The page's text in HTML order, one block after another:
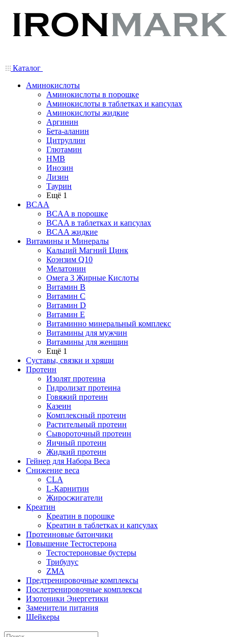
Каталог
Аминокислоты
Аминокислоты в порошке
Аминокислоты в таблетках и капсулах
Аминокислоты жидкие
Аргинин
Бета-аланин
Цитруллин
Глютамин
HMB
Инозин
Лизин
Таурин
Ещё 1
BCAA
BCAA в порошке
BCAA в таблетках и капсулах
BCAA жидкие
Витамины и Минералы
Кальций Магний Цинк
Коэнзим Q10
Мелатонин
Омега 3 Жирные Кислоты
Витамин B
Витамин C
Витамин D
Витамин E
Витаминно минеральный комплекс
Витамины для мужчин
Витамины для женщин
Ещё 1
Суставы, связки и хрящи
Протеин
Изолят протеина
Гидролизат протеина
Говяжий протеин
Казеин
Комплексный протеин
Растительный протеин
Сывороточный протеин
Яичный протеин
Жидкий протеин
Гейнер для Набора Веса
Снижение веса
CLA
L-Карнитин
Жиросжигатели
Креатин
Креатин в порошке
Креатин в таблетках и капсулах
Протеиновые батончики
Повышение Тестостерона
Тестостероновые бустеры
Трибулус
ZMA
Предтренировочные комплексы
Послетренировочные комплексы
Изотоники Энергетики
Заменители питания
Шейкеры